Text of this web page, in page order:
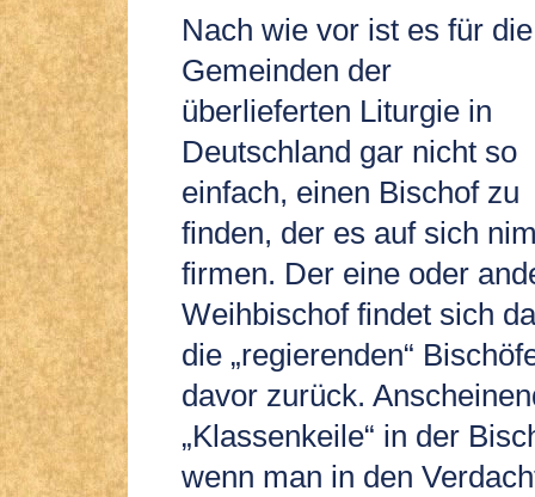
Nach wie vor ist es für die
Gemeinden der
überlieferten Liturgie in
Deutschland gar nicht so
einfach, einen Bischof zu
finden, der es auf sich
firmen. Der eine oder
Weihbischof findet sich
die „regierenden“
davor zurück.
„Klassenkeile“ in der
wenn man in den